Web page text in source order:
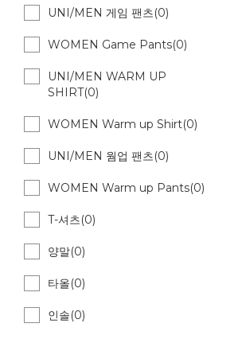
UNI/MEN 게임 팬츠(0)
WOMEN Game Pants(0)
UNI/MEN WARM UP
SHIRT(0)
WOMEN Warm up Shirt(0)
UNI/MEN 웜업 팬츠(0)
WOMEN Warm up Pants(0)
T-셔츠(0)
양말(0)
타올(0)
인솔(0)